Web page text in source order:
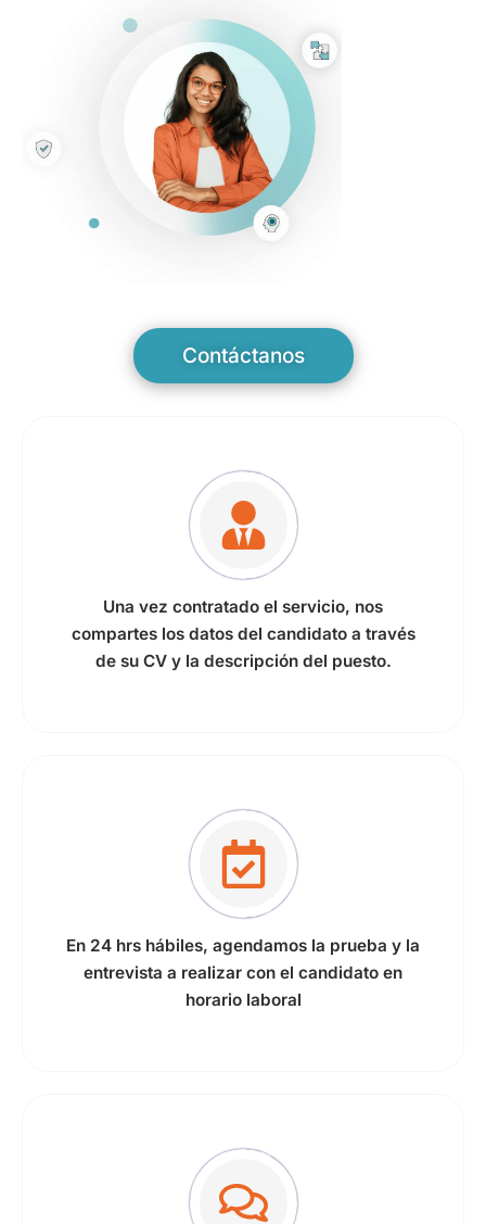
Contáctanos
Una vez contratado el servicio, nos
compartes los datos del candidato a través
de su CV y la descripción del puesto.
En 24 hrs hábiles, agendamos la prueba y la
entrevista a realizar con el candidato en
horario laboral